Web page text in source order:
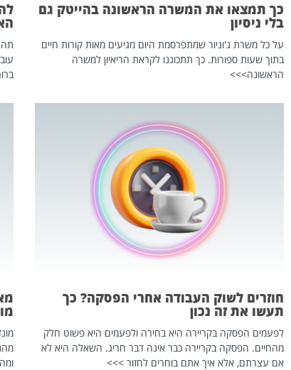
כך תמצאו את המשרה הראשונה בהייטק גם
בלי ניסיון
על כל משרת ג'וניור שמתפרסמת היום מגיעים מאות קורות חיים
בתוך שעות ספורות. כך תתכוננו לקראת הריאיון למשרה
הראשונה>>>
חוזרים לשוק העבודה אחרי הפסקה? כך
תעשו את זה נכון
לפעמים הפסקה בקריירה היא בחירה ולפעמים היא פשוט חלק
מהחיים. הפסקה בקריירה כבר אינה דבר חריג. השאלה היא לא
אם עצרתם, אלא איך אתם בוחרים לחזור >>>